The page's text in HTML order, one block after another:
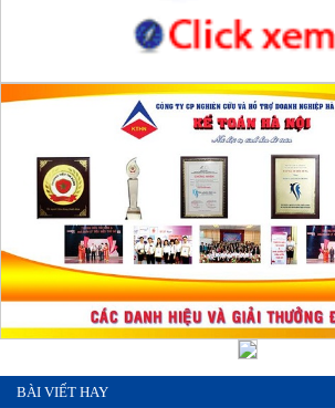
BÀI VIẾT HAY